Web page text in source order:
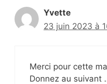
Yvette
23 juin 2023 à
Merci pour cette
Donnez au suivant